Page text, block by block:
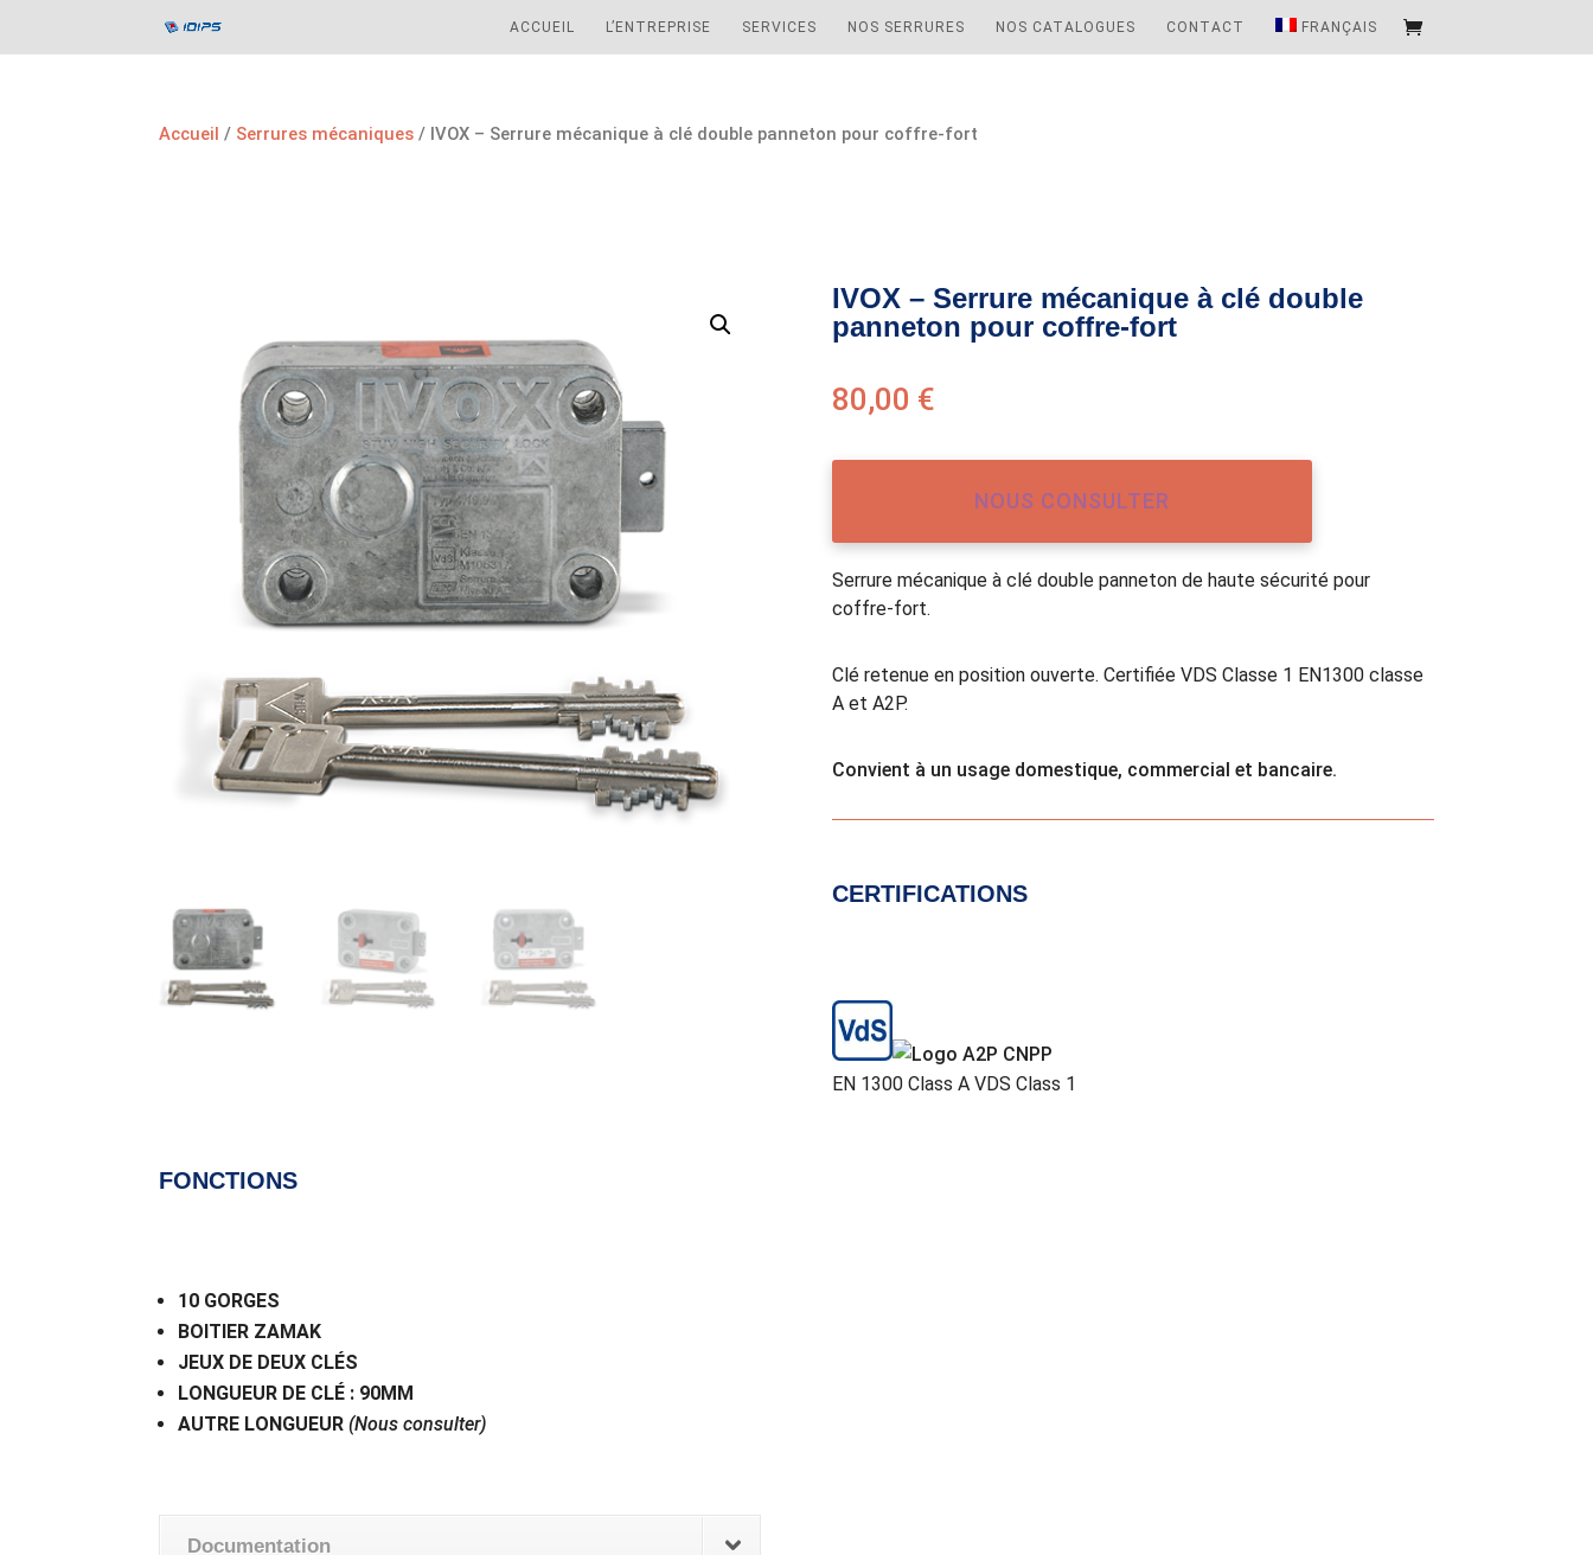
ACCUEIL L’ENTREPRISE SERVICES NOS SERRURES NOS CATALOGUES CONTACT FRANÇAIS
Accueil / Serrures mécaniques / IVOX – Serrure mécanique à clé double panneton pour coffre-fort
IVOX – Serrure mécanique à clé double
panneton pour coffre-fort
80,00 €
NOUS CONSULTER
Serrure mécanique à clé double panneton de haute sécurité pour
coffre-fort.
Clé retenue en position ouverte. Certifiée VDS Classe 1 EN1300 classe
A et A2P.
Convient à un usage domestique, commercial et bancaire.
CERTIFICATIONS
EN 1300 Class A VDS Class 1
FONCTIONS
10 GORGES
BOITIER ZAMAK
JEUX DE DEUX CLÉS
LONGUEUR DE CLÉ : 90MM
AUTRE LONGUEUR(Nous consulter)
Documentation